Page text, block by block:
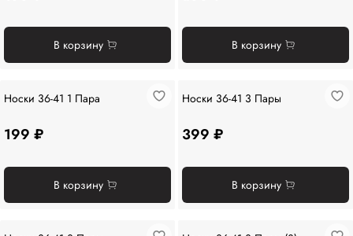
В корзину В корзину
Носки 36-41 1 Пара
199 ₽
В корзину
Носки 36-41 3 Пары
399 ₽
В корзину